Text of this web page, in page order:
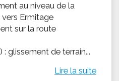
au niveau de la
Ermitage
sur la route
glissement de terrain...
Lire la suite